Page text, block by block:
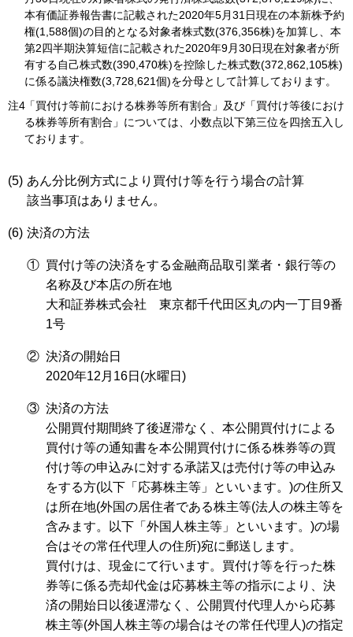
本有価証券報告書に記載された2020年5月31日現在の本新株予約
権(1,588個)の目的となる対象者株式数(376,356株)を加算し、本
第2四半期決算短信に記載された2020年9月30日現在対象者が所
有する自己株式数(390,470株)を控除した株式数(372,862,105株)
に係る議決権数(3,728,621個)を分母として計算しております。
注4「買付け等前における株券等所有割合」及び「買付け等後におけ
る株券等所有割合」については、小数点以下第三位を四捨五入し
ております。
(5) あん分比例方式により買付け等を行う場合の計算
該当事項はありません。
(6) 決済の方法
① 買付け等の決済をする金融商品取引業者・銀行等の
名称及び本店の所在地
大和証券株式会社 東京都千代田区丸の内一丁目9番
1号
② 決済の開始日
2020年12月16日(水曜日)
③ 決済の方法
公開買付期間終了後遅滞なく、本公開買付けによる
買付け等の通知書を本公開買付けに係る株券等の買
付け等の申込みに対する承諾又は売付け等の申込み
をする方(以下「応募株主等」といいます。)の住所又
は所在地(外国の居住者である株主等(法人の株主等を
含みます。以下「外国人株主等」といいます。)の場
合はその常任代理人の住所)宛に郵送します。
買付けは、現金にて行います。買付け等を行った株
券等に係る売却代金は応募株主等の指示により、決
済の開始日以後遅滞なく、公開買付代理人から応募
株主等(外国人株主等の場合はその常任代理人)の指定